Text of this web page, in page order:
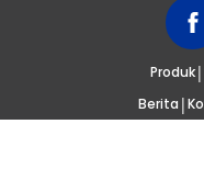
Produk|
Berita |